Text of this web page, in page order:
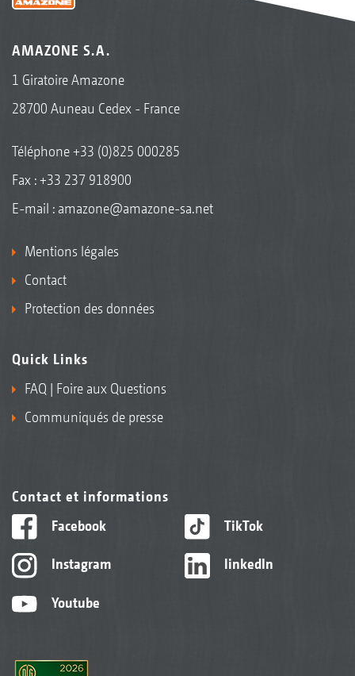
AMAZONE S.A.
1 Giratoire Amazone
28700 Auneau Cedex - France
Téléphone+33 (0)825 000285
Fax : +33 237 918900
E-mail : amazone@amazone-sa.net
Mentions légales
Contact
Protection des données
Quick Links
FAQ | Foire aux Questions
Communiqués de presse
Contact et informations
Facebook
Instagram
Youtube
TikTok
linkedIn